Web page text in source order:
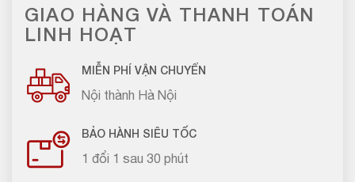
GIAO HÀNG VÀ THANH TOÁN
LINH HOẠT
MIỄN PHÍ VẬN CHUYỂN
Nội thành Hà Nội
BẢO HÀNH SIÊU TỐC
1 đổi 1 sau 30 phút